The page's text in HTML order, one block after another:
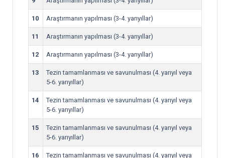
10 Araştırmanın yapılması (3-4. yarıyıllar)
11 Araştırmanın yapılması (3-4. yarıyıllar)
12 Araştırmanın yapılması (3-4. yarıyıllar)
13
Tezin tamamlanması ve savunulması (4. yarıyıl veya
5-6. yarıyıllar)
14
Tezin tamamlanması ve savunulması (4. yarıyıl veya
5-6. yarıyıllar)
15
Tezin tamamlanması ve savunulması (4. yarıyıl veya
5-6. yarıyıllar)
16
Tezin tamamlanması ve savunulması (4. yarıyıl veya